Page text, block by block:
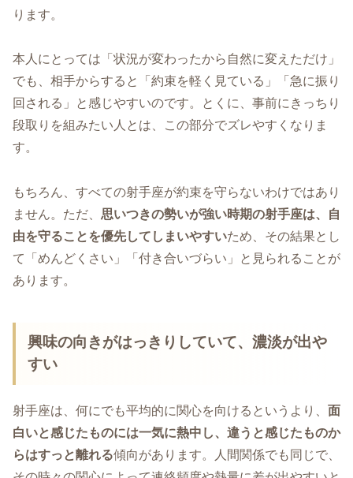
ります。
本人にとっては「状況が変わったから自然に変えただけ」
でも、相手からすると「約束を軽く見ている」「急に振り
回される」と感じやすいのです。とくに、事前にきっちり
段取りを組みたい人とは、この部分でズレやすくなりま
す。
もちろん、すべての射手座が約束を守らないわけではあり
ません。ただ、 思いつきの勢いが強い時期の射手座は、自
由を守ることを優先してしまいやすいため、その結果とし
て「めんどくさい」「付き合いづらい」と見られることが
あります。
興味の向きがはっきりしていて、濃淡が出や
すい
射手座は、何にでも平均的に関心を向けるというより、 面
白いと感じたものには一気に熱中し、違うと感じたものか
らはすっと離れる傾向があります。人間関係でも同じで、